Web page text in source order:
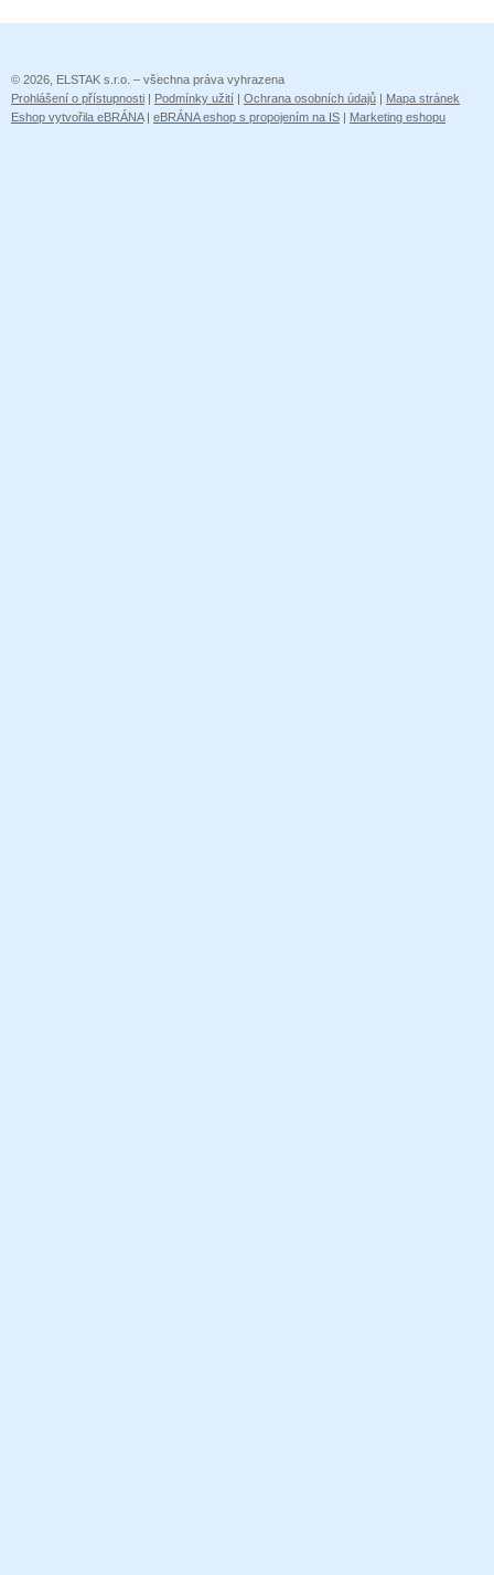
© 2026, ELSTAK s.r.o. – všechna práva vyhrazena
Prohlášení o přístupnosti | Podmínky užití | Ochrana osobních údajů | Mapa stránek
Eshop vytvořila eBRÁNA| eBRÁNA eshop s propojením na IS | Marketing eshopu